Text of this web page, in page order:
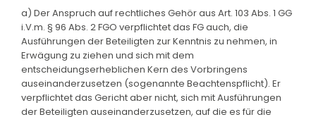
a) Der Anspruch auf rechtliches Gehör aus Art. 103 Abs. 1 GG
i.V.m. § 96 Abs. 2 FGO verpflichtet das FG auch, die
Ausführungen der Beteiligten zur Kenntnis zu nehmen, in
Erwägung zu ziehen und sich mit dem
entscheidungserheblichen Kern des Vorbringens
auseinanderzusetzen (sogenannte Beachtenspflicht). Er
verpflichtet das Gericht aber nicht, sich mit Ausführungen
der Beteiligten auseinanderzusetzen, auf die es für die